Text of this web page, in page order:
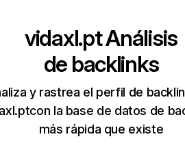
vidaxl.ptAnálisis
de backlinks
y rastrea el perfil de
la base de datos de
más rápida que existe